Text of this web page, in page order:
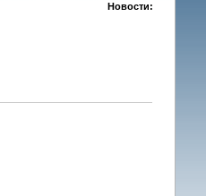
Новости: